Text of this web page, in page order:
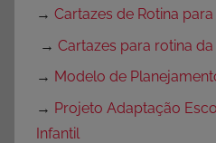
→ Cartazes de Rotina
→ Cartazes para rotina
→ Modelo de
→ Projeto Adaptação
Infantil